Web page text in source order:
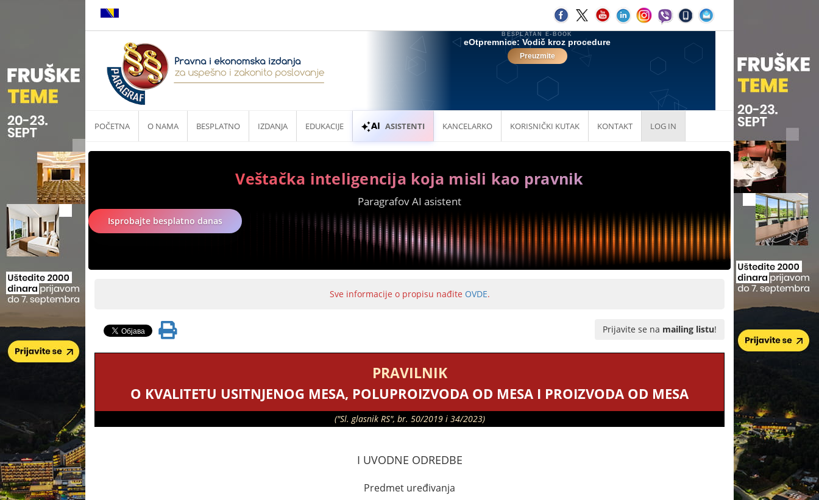
POČETNA O NAMA BESPLATNO IZDANJA EDUKACIJE ASISTENTI KANCELARKO KORISNIČKI KUTAK KONTAKT LOG IN
Veštačka inteligencija koja misli kao pravnik
Paragrafov AI asistent
Isprobajte besplatno danas
Sve informacije o propisu nađite OVDE.
Prijavite se na mailing listu!
PRAVILNIK
O KVALITETU USITNJENOG MESA, POLUPROIZVODA OD MESA I PROIZVODA OD MESA
("Sl. glasnik RS", br. 50/2019 i 34/2023)
I UVODNE ODREDBE
Predmet uređivanja